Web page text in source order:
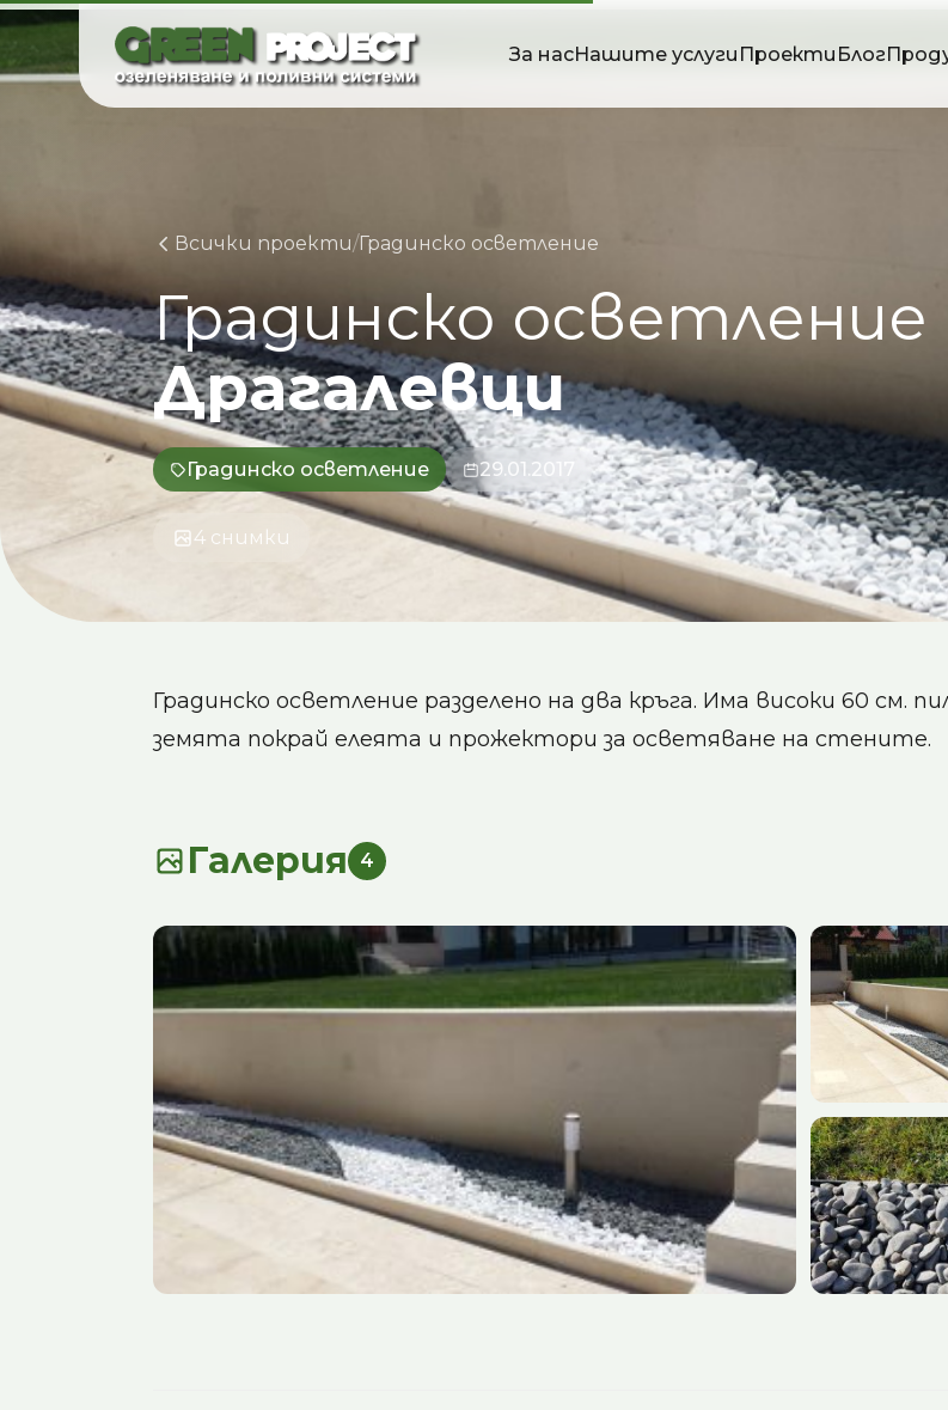
Skip
to
content
За насНашите услуги Проекти Блог
Всички проекти/Градинско осветление
Градинско осветление
Драгалевци
Градинско осветление 29.01.2017
4 снимки
Градинско осветление разделено на два кръга. Има високи 60 см.
земята покрай елеята и прожектори за осветяване на стените.
Галерия 4